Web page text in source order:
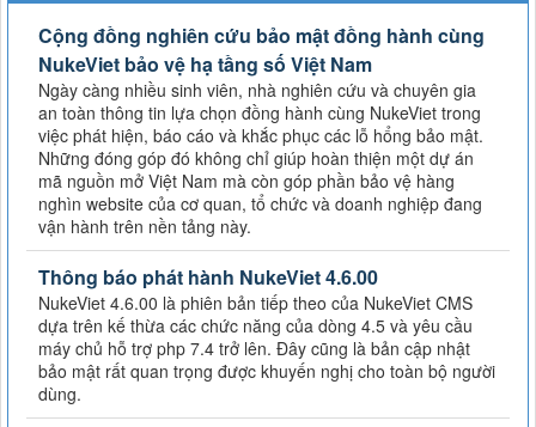
Cộng đồng nghiên cứu bảo mật đồng hành cùng
NukeViet bảo vệ hạ tầng số Việt Nam
Ngày càng nhiều sinh viên, nhà nghiên cứu và chuyên gia
an toàn thông tin lựa chọn đồng hành cùng NukeViet trong
việc phát hiện, báo cáo và khắc phục các lỗ hổng bảo mật.
Những đóng góp đó không chỉ giúp hoàn thiện một dự án
mã nguồn mở Việt Nam mà còn góp phần bảo vệ hàng
nghìn website của cơ quan, tổ chức và doanh nghiệp đang
vận hành trên nền tảng này.
Thông báo phát hành NukeViet 4.6.00
NukeViet 4.6.00 là phiên bản tiếp theo của NukeViet CMS
dựa trên kế thừa các chức năng của dòng 4.5 và yêu cầu
máy chủ hỗ trợ php 7.4 trở lên. Đây cũng là bản cập nhật
bảo mật rất quan trọng được khuyến nghị cho toàn bộ người
dùng.